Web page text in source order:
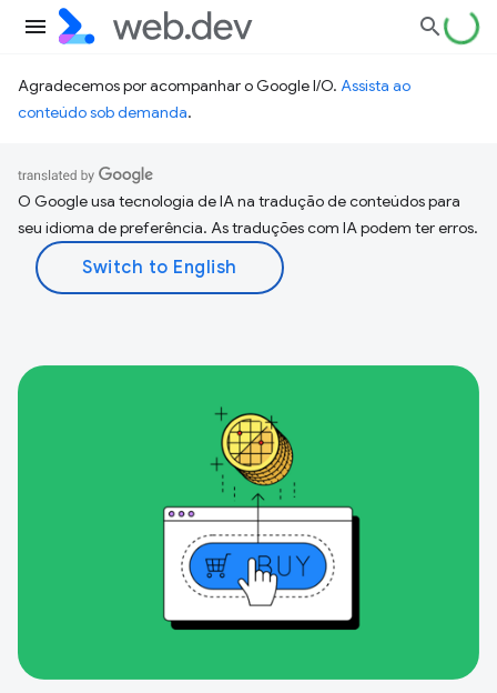
Agradecemos por acompanhar o Google I/O. Assista ao
conteúdo sob demanda.
O Google usa tecnologia de IA na tradução de conteúdos para
seu idioma de preferência. As traduções com IA podem ter erros.